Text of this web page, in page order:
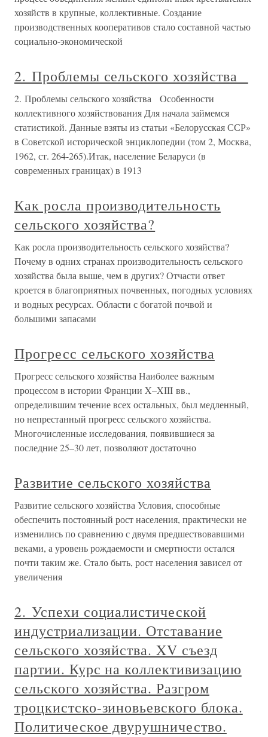
хозяйств в крупные, коллективные. Создание
производственных кооперативов стало составной частью
социально-экономической
2. Проблемы сельского хозяйства
2. Проблемы сельского хозяйства Особенности
коллективного хозяйствования Для начала займемся
статистикой. Данные взяты из статьи «Белорусская ССР»
в Советской исторической энциклопедии (том 2, Москва,
1962, ст. 264-265).Итак, население Беларуси (в
современных границах) в 1913
Как росла производительность
сельского хозяйства?
Как росла производительность сельского хозяйства?
Почему в одних странах производительность сельского
хозяйства была выше, чем в других? Отчасти ответ
кроется в благоприятных почвенных, погодных условиях
и водных ресурсах. Области с богатой почвой и
большими запасами
Прогресс сельского хозяйства
Прогресс сельского хозяйства Наиболее важным
процессом в истории Франции X–XIII вв.,
определившим течение всех остальных, был медленный,
но непрестанный прогресс сельского хозяйства.
Многочисленные исследования, появившиеся за
последние 25–30 лет, позволяют достаточно
Развитие сельского хозяйства
Развитие сельского хозяйства Условия, способные
обеспечить постоянный рост населения, практически не
изменились по сравнению с двумя предшествовавшими
веками, а уровень рождаемости и смертности остался
почти таким же. Стало быть, рост населения зависел от
увеличения
2. Успехи социалистической
индустриализации. Отставание
сельского хозяйства. XV съезд
партии. Курс на коллективизацию
сельского хозяйства. Разгром
троцкистско-зиновьевского блока.
Политическое двурушничество.